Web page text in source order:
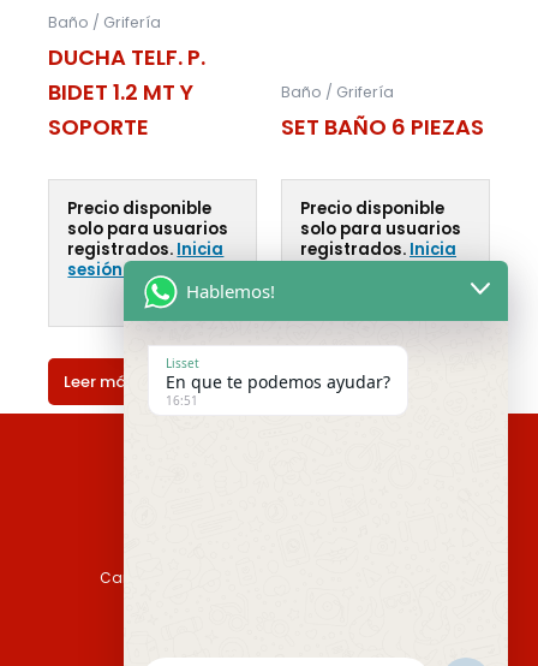
Baño / Grifería
DUCHA TELF. P.
BIDET 1.2 MT Y
SOPORTE
Precio disponible
solo para usuarios
registrados. Inicia
sesión o Regístrate
Leer más
Baño / Grifería
SET BAÑO 6 PIEZAS
Precio disponible
solo para usuarios
registrados. Inicia
Leer más
Camino Casavalle 4387 Montevideo, Uruguay
Hablemos!
Lisset
En que te podemos ayudar?
16:51